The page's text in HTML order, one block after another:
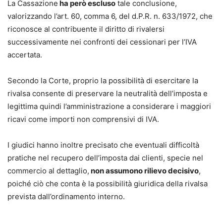
La Cassazione ha però escluso tale conclusione,
valorizzando l’art. 60, comma 6, del d.P.R. n. 633/1972, che
riconosce al contribuente il diritto di rivalersi
successivamente nei confronti dei cessionari per l’IVA
accertata.
Secondo la Corte, proprio la possibilità di esercitare la
rivalsa consente di preservare la neutralità dell’imposta e
legittima quindi l’amministrazione a considerare i maggiori
ricavi come importi non comprensivi di IVA.
I giudici hanno inoltre precisato che eventuali difficoltà
pratiche nel recupero dell’imposta dai clienti, specie nel
commercio al dettaglio, non assumono rilievo decisivo,
poiché ciò che conta è la possibilità giuridica della rivalsa
prevista dall’ordinamento interno.